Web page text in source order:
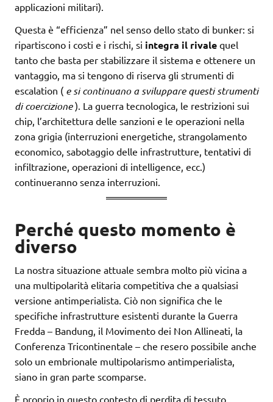
applicazioni militari).
Questa è “efficienza” nel senso dello stato di bunker: si
ripartiscono i costi e i rischi, si integra il rivale quel
tanto che basta per stabilizzare il sistema e ottenere un
vantaggio, ma si tengono di riserva gli strumenti di
escalation ( e si continuano a sviluppare questi strumenti
di coercizione). La guerra tecnologica, le restrizioni sui
chip, l’architettura delle sanzioni e le operazioni nella
zona grigia (interruzioni energetiche, strangolamento
economico, sabotaggio delle infrastrutture, tentativi di
infiltrazione, operazioni di intelligence, ecc.)
continueranno senza interruzioni.
Perché questo momento è
diverso
La nostra situazione attuale sembra molto più vicina a
una multipolarità elitaria competitiva che a qualsiasi
versione antimperialista. Ciò non significa che le
specifiche infrastrutture esistenti durante la Guerra
Fredda – Bandung, il Movimento dei Non Allineati, la
Conferenza Tricontinentale – che resero possibile anche
solo un embrionale multipolarismo antimperialista,
siano in gran parte scomparse.
È proprio in questo contesto di perdita di tessuto